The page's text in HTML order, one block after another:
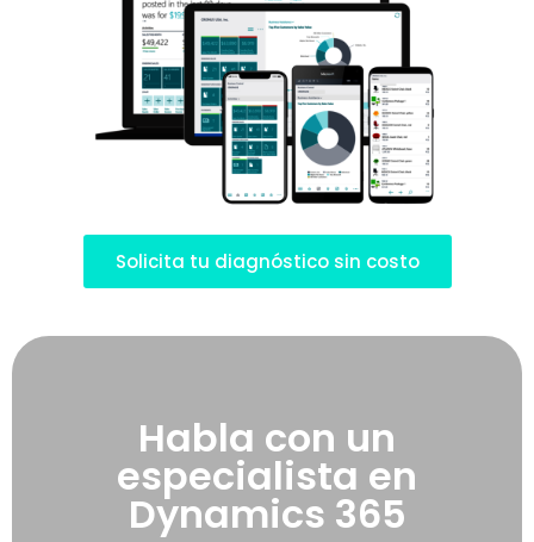
Solicita tu diagnóstico sin costo
Habla con un
especialista en
Dynamics 365